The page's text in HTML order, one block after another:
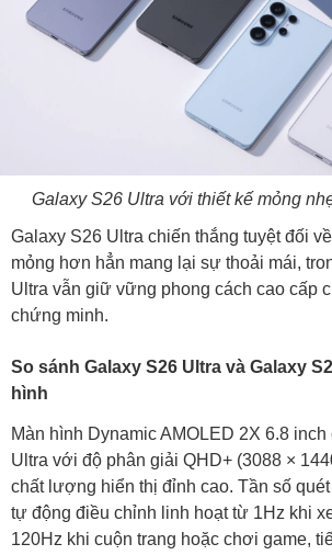
Galaxy S26 Ultra với thiết kế mỏng
Galaxy S26 Ultra chiến thắng tuyệt đối
mỏng hơn hẳn mang lại sự thoải mái,
Ultra vẫn giữ vững phong cách cao cấp
chứng minh.
So sánh Galaxy S26 Ultra và Galaxy
hình
Màn hình Dynamic AMOLED 2X 6.8
Ultra với độ phân giải QHD+ (3088 ×
chất lượng hiển thị đỉnh cao. Tần số
tự động điều chỉnh linh hoạt từ 1Hz khi
120Hz khi cuộn trang hoặc chơi game,